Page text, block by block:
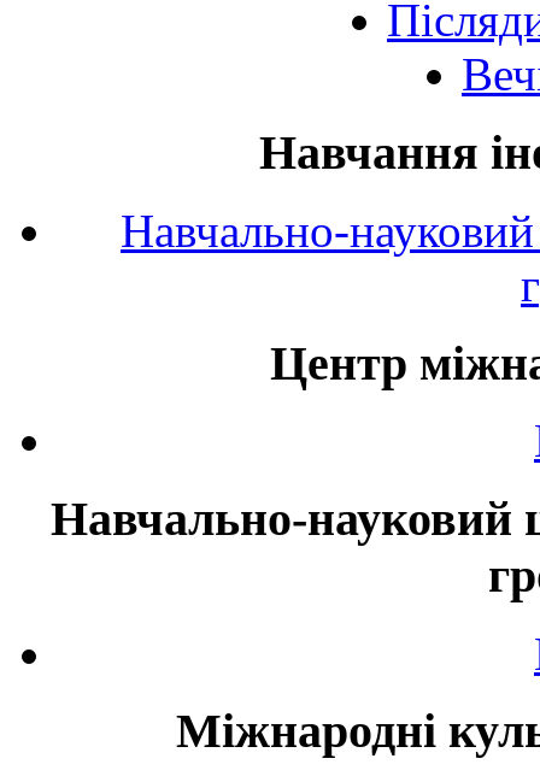
Навчання
Навчально-
Центр
Навчально-науковий
Міжнародні